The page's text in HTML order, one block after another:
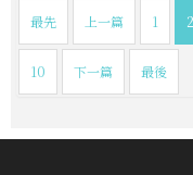
最先 上一篇 1 2
10 下一篇 最後